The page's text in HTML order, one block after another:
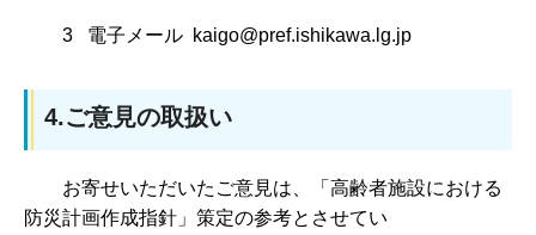
3 電子メール kaigo@pref.ishikawa.lg.jp
4.ご意見の取扱い
お寄せいただいたご意見は、「高齢者施設における
防災計画作成指針」策定の参考とさせてい